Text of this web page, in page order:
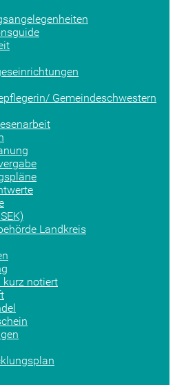
Gemeindeschwestern
Landkreis
kurz notiert